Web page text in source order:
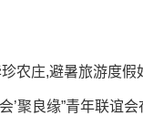
农庄,避暑旅游度假
’聚良缘”青年联谊